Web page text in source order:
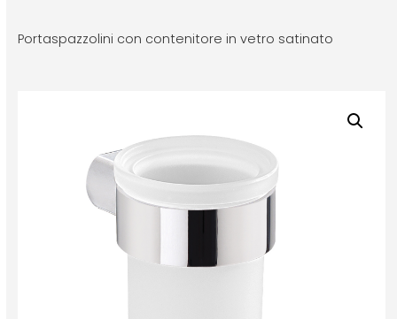
Portaspazzolini con contenitore in vetro satinato